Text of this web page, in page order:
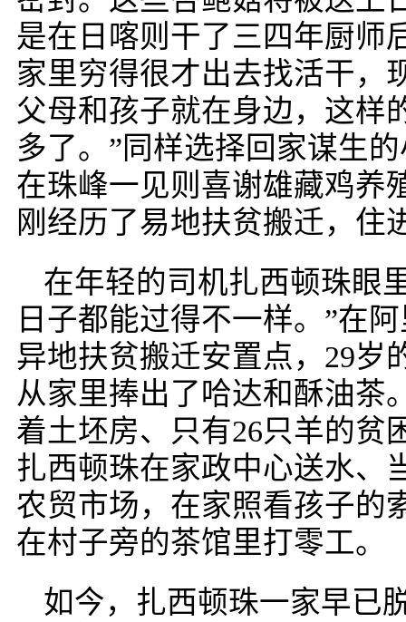
是在日喀则干了三四年厨师
家里穷得很才出去找活干，
父母和孩子就在身边，这样
多了。”同样选择回家谋生
在珠峰一见则喜谢雄藏鸡养
刚经历了易地扶贫搬迁，住
在年轻的司机扎西顿珠眼
日子都能过得不一样。”在
异地扶贫搬迁安置点，29岁
从家里捧出了哈达和酥油茶
着土坯房、只有26只羊的贫
扎西顿珠在家政中心送水、
农贸市场，在家照看孩子的
在村子旁的茶馆里打零工。
如今，扎西顿珠一家早已